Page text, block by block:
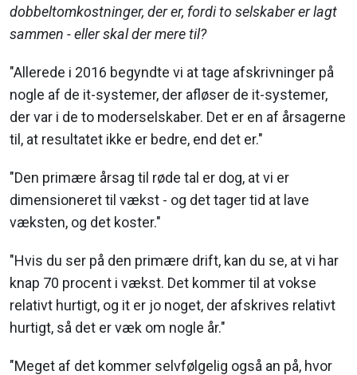
dobbeltomkostninger, der er, fordi to selskaber er lagt
sammen - eller skal der mere til?
"Allerede i 2016 begyndte vi at tage afskrivninger på
nogle af de it-systemer, der afløser de it-systemer,
der var i de to moderselskaber. Det er en af årsagerne
til, at resultatet ikke er bedre, end det er."
"Den primære årsag til røde tal er dog, at vi er
dimensioneret til vækst - og det tager tid at lave
væksten, og det koster."
"Hvis du ser på den primære drift, kan du se, at vi har
knap 70 procent i vækst. Det kommer til at vokse
relativt hurtigt, og it er jo noget, der afskrives relativt
hurtigt, så det er væk om nogle år."
"Meget af det kommer selvfølgelig også an på, hvor